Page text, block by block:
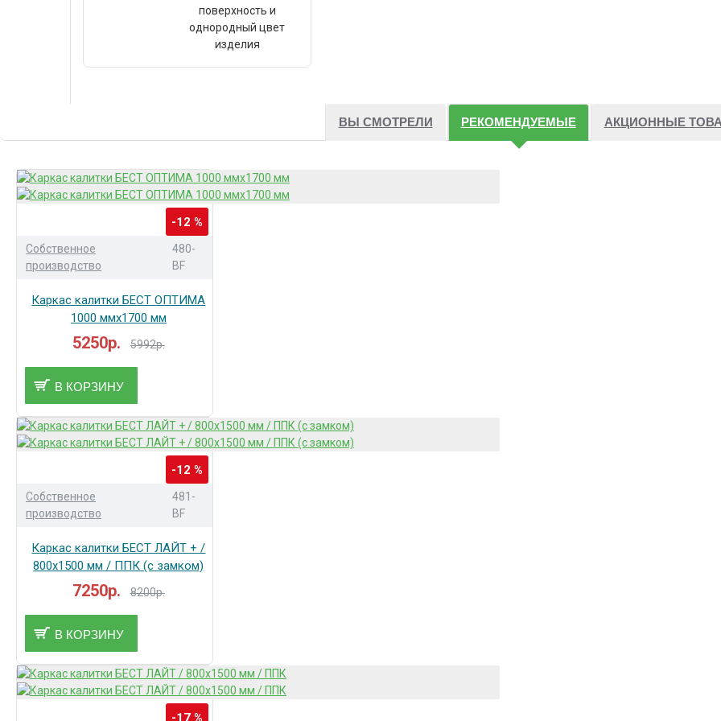
поверхность и
однородный цвет
изделия
ВЫ СМОТРЕЛИ РЕКОМЕНДУЕМЫЕ АКЦИОННЫЕ
-12 %
Собственное
производство
480-
BF
Каркас калитки БЕСТ ОПТИМА
1000 ммх1700 мм
5250р. 5992р.
В КОРЗИНУ
-12 %
Собственное
производство
481-
BF
Каркас калитки БЕСТ ЛАЙТ + /
800x1500 мм / ППК (с замком)
7250р. 8200р.
В КОРЗИНУ
-17 %